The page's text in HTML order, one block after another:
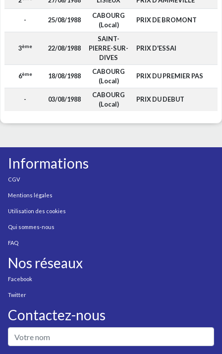
- 25/08/1988
CABOURG
(Local)
PRIX DE BROMONT
3ème 22/08/1988
SAINT-
PIERRE-SUR-
DIVES
PRIX D'ESSAI
6ème 18/08/1988
CABOURG
(Local)
PRIX DU PREMIER PAS
- 03/08/1988
CABOURG
(Local)
PRIX DU DEBUT
Informations
CGV
Mentions légales
Utilisation des cookies
Qui sommes-nous
FAQ
Nos réseaux
Facebook
Twitter
Contactez-nous